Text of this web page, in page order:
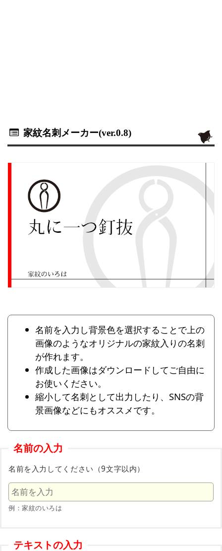
家紋名刺メーカー(ver.0.8)
名前を入力し背景色を選択することで上の
画像のようなオリジナルの家紋入りの名刺
が作れます。
作成した画像はダウンロードしてご自由に
お使いください。
縮小して名刺として出力したり、SNSの背
景画像などにもオススメです。
名前の入力
名前を入力してください（9文字以内）
例：家紋のいろは
テキストの入力